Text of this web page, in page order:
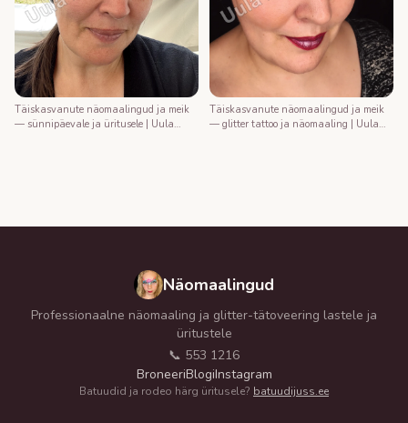
Täiskasvanute näomaalingud ja meik
— sünnipäevale ja üritusele | Uula
Täiskasvanute näomaalingud ja meik
— glitter tattoo ja näomaaling | Uula
Näomaalingud
Professionaalne näomaaling ja glitter-tätoveering lastele ja
üritustele
📞 553 1216
BroneeriBlogiInstagram
Batuudid ja rodeo härg üritusele? batuudijuss.ee